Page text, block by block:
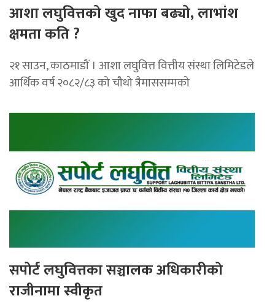
आशा लघुवित्तको खुद नाफा बढ्यो, लाभांश
क्षमता कति ?
२१ साउन, काठमाडौं । आशा लघुवित्त वित्तीय संस्था लिमिटेडले
आर्थिक वर्ष २०८२/८३ को चौथो त्रैमाससम्मको
सपोर्ट लघुवित्तका सञ्चालक अधिकारीको
राजीनामा स्वीकृत